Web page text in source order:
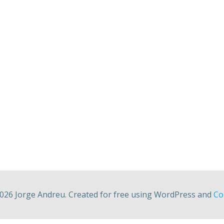
Jorge Andreu. Created for free using WordPress and